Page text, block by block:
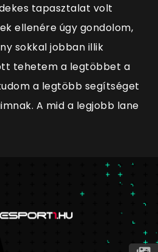
tapasztalat volt
ellenére úgy gondolom,
sokkal jobban illik
tehetem a legtöbbet a
a legtöbb segítséget
A mid a legjobb lane